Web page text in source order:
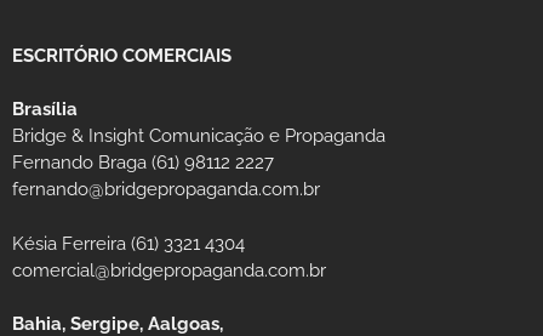
ESCRITÓRIO COMERCIAIS
Brasília
Bridge & Insight Comunicação e Propaganda
Fernando Braga (61) 98112 2227
fernando@bridgepropaganda.com.br
Késia Ferreira (61) 3321 4304
comercial@bridgepropaganda.com.br
Bahia, Sergipe, Aalgoas,